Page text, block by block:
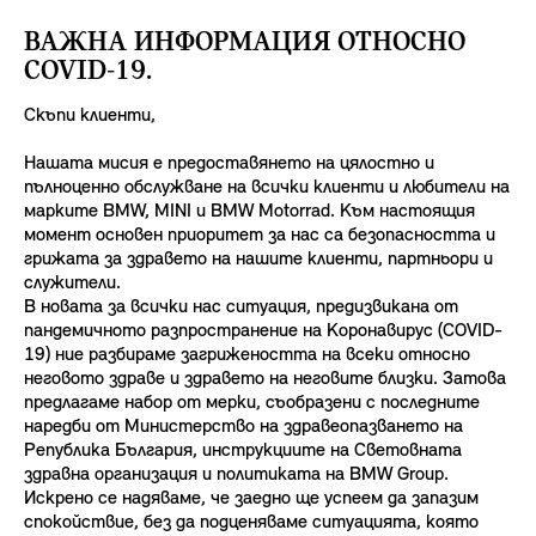
ВАЖНА ИНФОРМАЦИЯ ОТНОСНО
COVID-19.
Скъпи клиенти,
Нашата мисия е предоставянето на цялостно и
пълноценно обслужване на всички клиенти и любители на
марките BMW, MINI и BMW Motorrad. Към настоящия
момент основeн приоритет за нас са безопасността и
грижата за здравето на нашите клиенти, партньори и
служители.
В новата за всички нас ситуация, предизвикана от
пандемичното разпространение на Коронавирус (COVID-
19) ние разбираме загрижеността на всеки относно
неговото здраве и здравето на неговите близки. Затова
предлагаме набор от мерки, съобразени с последните
наредби от Министерство на здравеопазването на
Република България, инструкциите на Световната
здравна организация и политиката на BMW Group.
Искрено се надяваме, че заедно ще успеем да запазим
спокойствие, без да подценяваме ситуацията, която